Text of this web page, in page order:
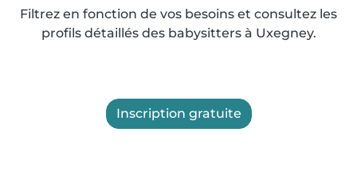
Filtrez en fonction de vos besoins et consultez les
profils détaillés des babysitters à Uxegney.
Inscription gratuite